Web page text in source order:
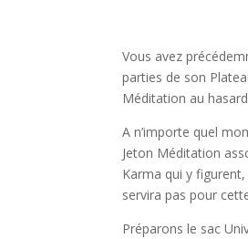
Vous avez
parties de son
Méditation au
A n’importe quel
Jeton Méditation
Karma qui y
servira pas pour
Préparons le sac